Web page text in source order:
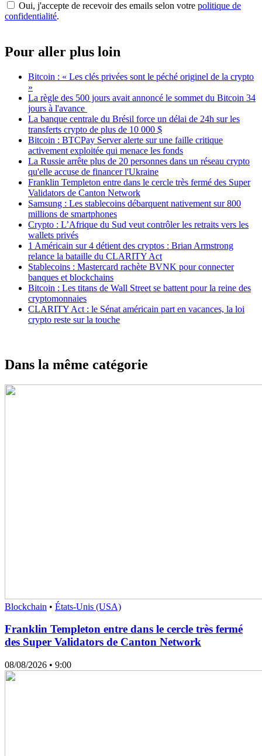
Oui, j'accepte de recevoir des emails selon votre politique de
confidentialité.
Pour aller plus loin
Bitcoin : « Les clés privées sont le péché originel de la crypto
»
La règle des 500 jours avait annoncé le sommet du Bitcoin 34
jours à l'avance
La banque centrale du Brésil force un délai de 24h sur les
transferts crypto de plus de 10 000 $
Bitcoin : BTCPay Server alerte sur une faille critique
activement exploitée qui menace les fonds
La Russie arrête plus de 20 personnes dans un réseau crypto
qu'elle accuse de financer l'Ukraine
Franklin Templeton entre dans le cercle très fermé des Super
Validators de Canton Network
Samsung : Les stablecoins débarquent nativement sur 800
millions de smartphones
Crypto : L’Afrique du Sud veut contrôler les retraits vers les
wallets privés
1 Américain sur 4 détient des cryptos : Brian Armstrong
relance la bataille du CLARITY Act
Stablecoins : Mastercard rachète BVNK pour connecter
banques et blockchains
Bitcoin : Les titans de Wall Street se battent pour la reine des
cryptomonnaies
CLARITY Act : le Sénat américain part en vacances, la loi
crypto reste sur la touche
Dans la même catégorie
Blockchain • États-Unis (USA)
Franklin Templeton entre dans le cercle très fermé
des Super Validators de Canton Network
08/08/2026 • 9:00